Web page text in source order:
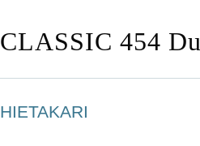
CLASSIC 454
HIETAKARI